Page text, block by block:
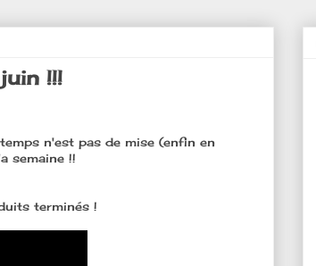
!!!
n'est pas de mise (enfin en
semaine !!
terminés !